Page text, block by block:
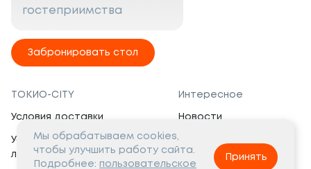
гостеприимства
Забронировать стол
ТОКИО-CITY
Условия доставки
Условия программы
лояльности
Интересное
Новости
Вакансии
Социальная жизнь
Мы обрабатываем cookies,
чтобы улучшить работу сайта.
Подробнее: пользовательское
Принять